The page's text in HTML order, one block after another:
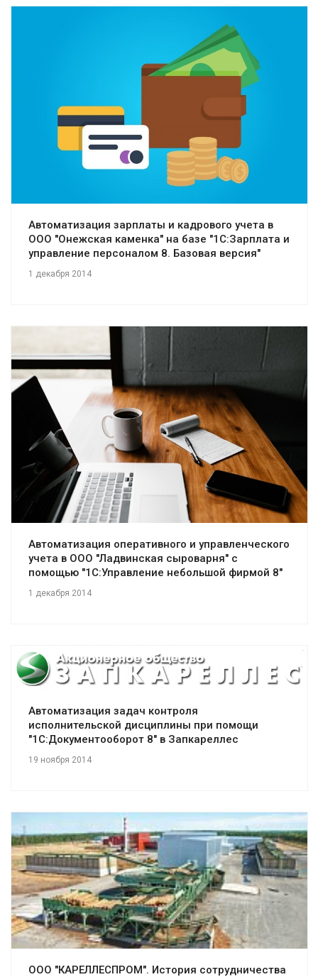
Смотреть проект
Автоматизация зарплаты и кадрового учета в
ООО "Онежская каменка" на базе "1С:Зарплата и
управление персоналом 8. Базовая версия"
1 декабря 2014
Смотреть проект
Автоматизация оперативного и управленческого
учета в ООО "Ладвинская сыроварня" с
помощью "1С:Управление небольшой фирмой 8"
1 декабря 2014
Смотреть проект
Автоматизация задач контроля
исполнительской дисциплины при помощи
"1С:Документооборот 8" в Запкареллес
19 ноября 2014
Смотреть проект
ООО "КАРЕЛЛЕСПРОМ". История сотрудничества